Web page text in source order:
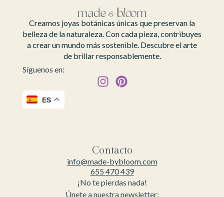
Creamos joyas botánicas únicas que preservan la
belleza de la naturaleza. Con cada pieza, contribuyes
a crear un mundo más sostenible. Descubre el arte
de brillar responsablemente.
Síguenos en:
ES
Contacto
info@made-bybloom.com
655 470 439
¡No te pierdas nada!
Únete a nuestra newsletter: